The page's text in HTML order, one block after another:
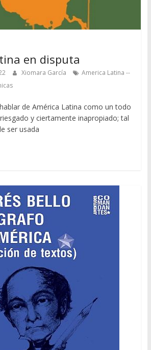
en disputa
Xiomara García
America Latina --
de América Latina como un todo
y ciertamente inapropiado; tal
ser usada